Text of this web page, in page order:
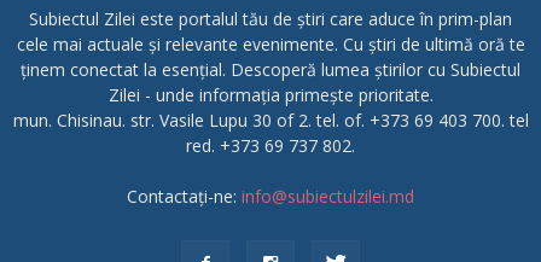
Subiectul Zilei este portalul tău de știri care aduce în prim-plan
cele mai actuale și relevante evenimente. Cu știri de ultimă oră te
ținem conectat la esențial. Descoperă lumea știrilor cu Subiectul
Zilei - unde informația primește prioritate.
mun. Chisinau. str. Vasile Lupu 30 of 2. tel. of. +373 69 403 700. tel
red. +373 69 737 802.
Contactați-ne: info@subiectulzilei.md